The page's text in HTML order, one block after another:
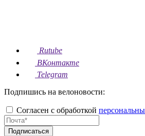
Rutube
ВКонтакте
Telegram
Подпишись на велоновости:
Согласен с обработкой
Подписаться